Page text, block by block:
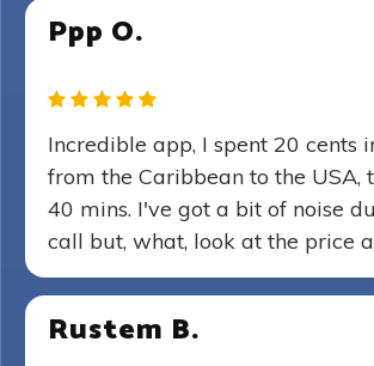
Ppp O.
Incredible app, I spent 20 cents
from the Caribbean to the USA,
40 mins. I've got a bit of noise
call but, what, look at the price
Rustem B.